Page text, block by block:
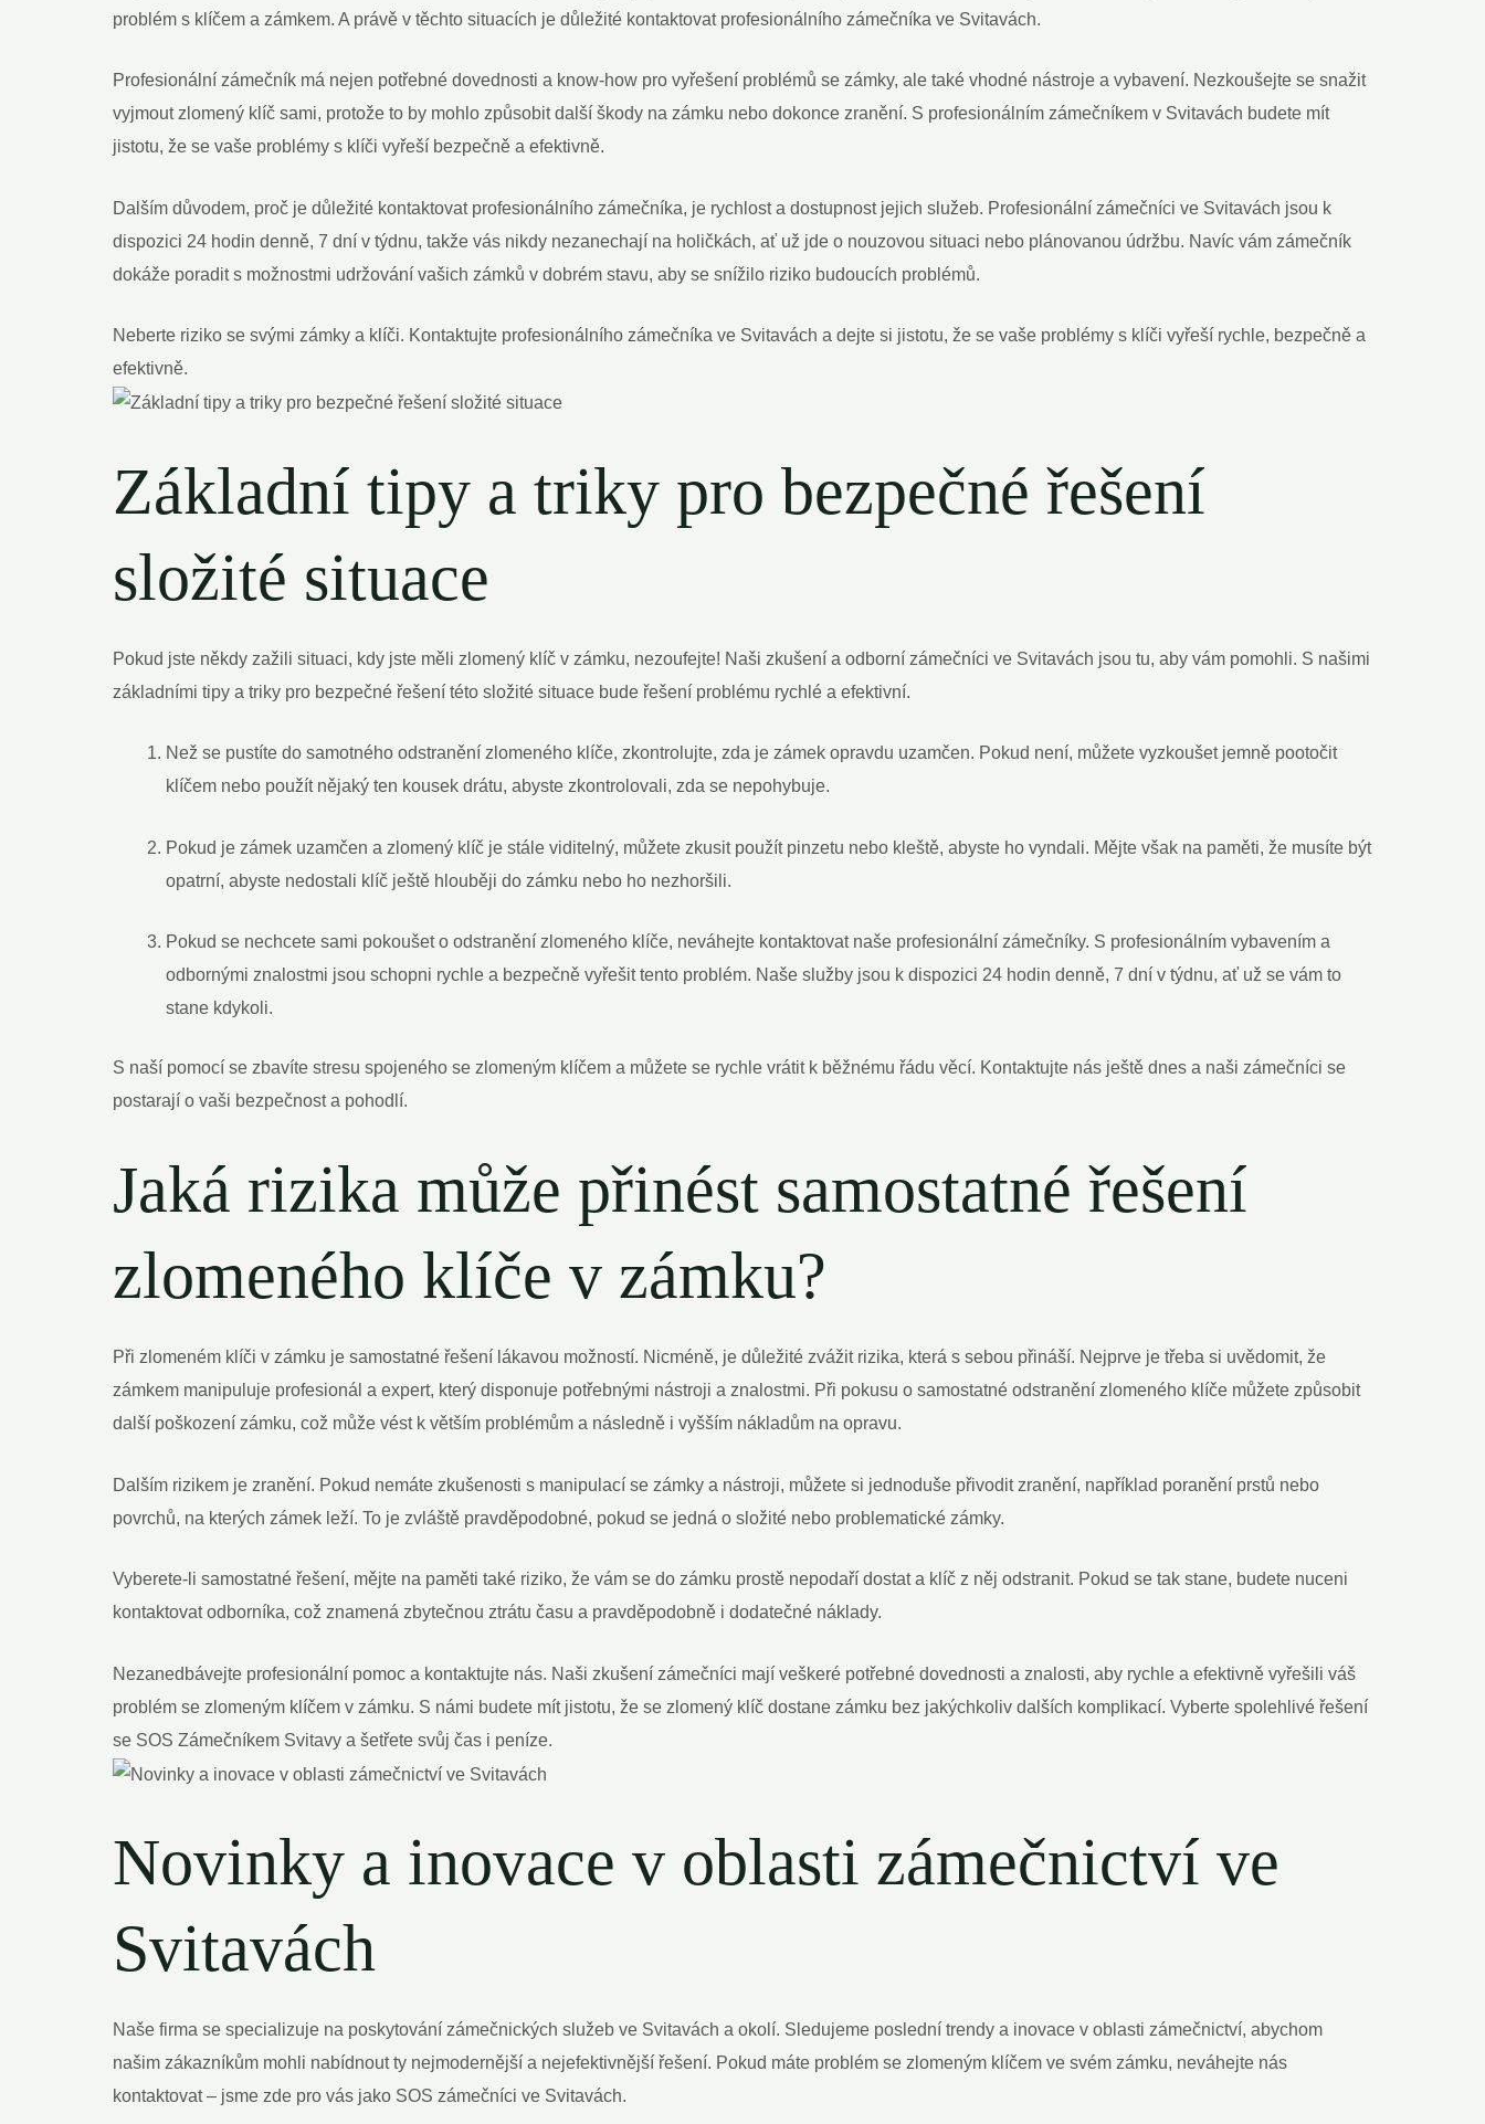
problém s klíčem a zámkem. A právě v těchto situacích je důležité kontaktovat profesionálního zámečníka ve Svitavách.
Profesionální zámečník má nejen potřebné dovednosti a know-how pro vyřešení problémů se zámky, ale také vhodné nástroje a vybavení. Nezkoušejte se snažit
vyjmout zlomený klíč sami, protože to by mohlo způsobit další škody na zámku nebo dokonce zranění. S profesionálním zámečníkem v Svitavách budete mít
jistotu, že se vaše problémy s klíči vyřeší bezpečně a efektivně.
Dalším důvodem, proč je důležité kontaktovat profesionálního zámečníka, je rychlost a dostupnost jejich služeb. Profesionální zámečníci ve Svitavách jsou k
dispozici 24 hodin denně, 7 dní v týdnu, takže vás nikdy nezanechají na holičkách, ať už jde o nouzovou situaci nebo plánovanou údržbu. Navíc vám zámečník
dokáže poradit s možnostmi udržování vašich zámků v dobrém stavu, aby se snížilo riziko budoucích problémů.
Neberte riziko se svými zámky a klíči. Kontaktujte profesionálního zámečníka ve Svitavách a dejte si jistotu, že se vaše problémy s klíči vyřeší rychle, bezpečně a
efektivně.
Základní tipy a triky pro bezpečné řešení
složité situace
Pokud jste někdy zažili situaci, kdy jste měli zlomený klíč v zámku, nezoufejte! Naši zkušení a odborní zámečníci ve Svitavách jsou tu, aby vám pomohli. S našimi
základními tipy a triky pro bezpečné řešení této složité situace bude řešení problému rychlé a efektivní.
Než se pustíte do samotného odstranění zlomeného klíče, zkontrolujte, zda je zámek opravdu uzamčen. Pokud není, můžete vyzkoušet jemně pootočit
klíčem nebo použít nějaký ten kousek drátu, abyste zkontrolovali, zda se nepohybuje.
Pokud je zámek uzamčen a zlomený klíč je stále viditelný, můžete zkusit použít pinzetu nebo kleště, abyste ho vyndali. Mějte však na paměti, že musíte být
opatrní, abyste nedostali klíč ještě hlouběji do zámku nebo ho nezhoršili.
Pokud se nechcete sami pokoušet o odstranění zlomeného klíče, neváhejte kontaktovat naše profesionální zámečníky. S profesionálním vybavením a
odbornými znalostmi jsou schopni rychle a bezpečně vyřešit tento problém. Naše služby jsou k dispozici 24 hodin denně, 7 dní v týdnu, ať už se vám to
stane kdykoli.
S naší pomocí se zbavíte stresu spojeného se zlomeným klíčem a můžete se rychle vrátit k běžnému řádu věcí. Kontaktujte nás ještě dnes a naši zámečníci se
postarají o vaši bezpečnost a pohodlí.
Jaká rizika může přinést samostatné řešení
zlomeného klíče v zámku?
Při zlomeném klíči v zámku je samostatné řešení lákavou možností. Nicméně, je důležité zvážit rizika, která s sebou přináší. Nejprve je třeba si uvědomit, že
zámkem manipuluje profesionál a expert, který disponuje potřebnými nástroji a znalostmi. Při pokusu o samostatné odstranění zlomeného klíče můžete způsobit
další poškození zámku, což může vést k větším problémům a následně i vyšším nákladům na opravu.
Dalším rizikem je zranění. Pokud nemáte zkušenosti s manipulací se zámky a nástroji, můžete si jednoduše přivodit zranění, například poranění prstů nebo
povrchů, na kterých zámek leží. To je zvláště pravděpodobné, pokud se jedná o složité nebo problematické zámky.
Vyberete-li samostatné řešení, mějte na paměti také riziko, že vám se do zámku prostě nepodaří dostat a klíč z něj odstranit. Pokud se tak stane, budete nuceni
kontaktovat odborníka, což znamená zbytečnou ztrátu času a pravděpodobně i dodatečné náklady.
Nezanedbávejte profesionální pomoc a kontaktujte nás. Naši zkušení zámečníci mají veškeré potřebné dovednosti a znalosti, aby rychle a efektivně vyřešili váš
problém se zlomeným klíčem v zámku. S námi budete mít jistotu, že se zlomený klíč dostane zámku bez jakýchkoliv dalších komplikací. Vyberte spolehlivé řešení
se SOS Zámečníkem Svitavy a šetřete svůj čas i peníze.
Novinky a inovace v oblasti zámečnictví ve
Svitavách
Naše firma se specializuje na poskytování zámečnických služeb ve Svitavách a okolí. Sledujeme poslední trendy a inovace v oblasti zámečnictví, abychom
našim zákazníkům mohli nabídnout ty nejmodernější a nejefektivnější řešení. Pokud máte problém se zlomeným klíčem ve svém zámku, neváhejte nás
kontaktovat – jsme zde pro vás jako SOS zámečníci ve Svitavách.